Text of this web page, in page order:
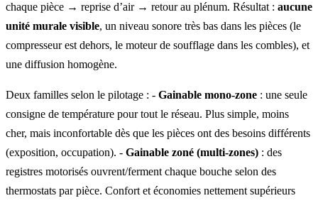
chaque pièce → reprise d’air → retour au plénum. Résultat : aucune
unité murale visible, un niveau sonore très bas dans les pièces (le
compresseur est dehors, le moteur de soufflage dans les combles), et
une diffusion homogène.
Deux familles selon le pilotage : - Gainable mono-zone : une seule
consigne de température pour tout le réseau. Plus simple, moins
cher, mais inconfortable dès que les pièces ont des besoins différents
(exposition, occupation). - Gainable zoné (multi-zones) : des
registres motorisés ouvrent/ferment chaque bouche selon des
thermostats par pièce. Confort et économies nettement supérieurs